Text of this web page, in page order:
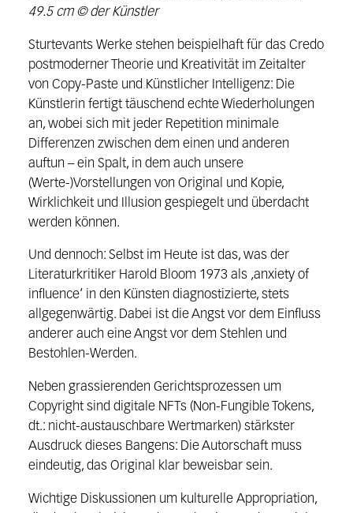
49.5 cm © der Künstler
Sturtevants Werke stehen beispielhaft für das Credo
postmoderner Theorie und Kreativität im Zeitalter
von Copy-Paste und Künstlicher Intelligenz: Die
Künstlerin fertigt täuschend echte Wiederholungen
an, wobei sich mit jeder Repetition minimale
Differenzen zwischen dem einen und anderen
auftun – ein Spalt, in dem auch unsere
(Werte-)Vorstellungen von Original und Kopie,
Wirklichkeit und Il
lusion gespiegelt und überdacht
werden können.
Und dennoch: Selbst im Heute ist das, was der
Literaturkritiker Harold Bloom 1973 als ‚anxiety of
influence‘ in den Künsten diagnostizierte, stets
allgegenwärtig. Dabei ist die Angst vor dem Einfluss
anderer auch eine Angst vor dem Stehlen und
Bestohlen-Werden.
Neben grassierenden Gerichtsprozessen um
Copyright sind digitale NFTs (Non-Fungible Tokens,
dt.: nicht-austauschbare Wertmarken) stärkster
Ausdruck dieses Bangens: Die Autorschaft muss
eindeutig, das Original klar beweisbar sein.
Wichtige Diskussionen um kulturelle Appropriation,